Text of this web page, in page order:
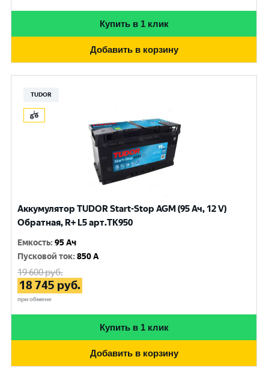
Купить в 1 клик
Добавить в корзину
TUDOR
Аккумулятор TUDOR Start-Stop AGM (95 Ач, 12 V)
Обратная, R+ L5 арт.TK950
Емкость:95 Ач
Пусковой ток:850 A
19 600руб.
18 745 руб.
при обмене
Купить в 1 клик
Добавить в корзину